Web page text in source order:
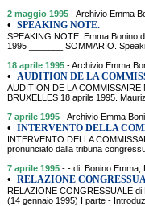
2 maggio 1995 - Archivio Emma
• SPEAKING NOTE.
SPEAKING NOTE. Emma Bonino
1995 _______ SOMMARIO.
18 aprile 1995 - Archivio Emma
• AUDITION DE LA
AUDITION DE LA
BRUXELLES 18 aprile 1995.
7 aprile 1995 - Archivio Emma
• INTERVENTO DELLA
INTERVENTO DELLA
pronunciato dalla tribuna
7 aprile 1995 - - di: Bonino Emma,
• RELAZIONE
RELAZIONE CONGRESSUALE
(14 gennaio 1995) I parte -